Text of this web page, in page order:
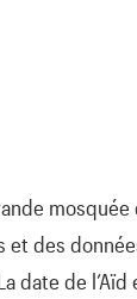
des
date de